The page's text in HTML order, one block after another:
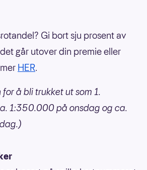
Gi bort sju prosent av
går utover din premie eller
HER.
å bli trukket ut som 1.
1:350.000 på onsdag og ca.